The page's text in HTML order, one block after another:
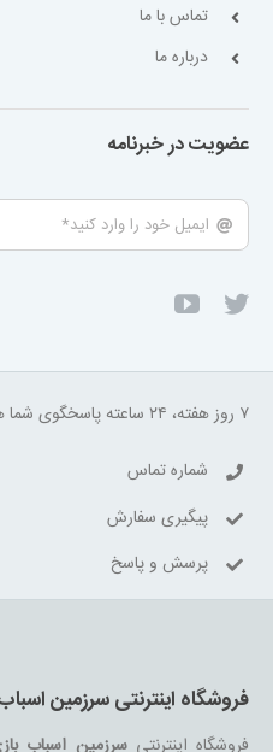
تماس با ما
درباره ما
عضویت در خبرنامه
۷ روز هفته، ۲۴ ساعته پاسخگوی شما هستیم.
شماره تماس
پیگیری سفارش
پرسش و پاسخ
فروشگاه اینترنتی سرزمین
فروشگاه اینترنتیسرزمین اسباب